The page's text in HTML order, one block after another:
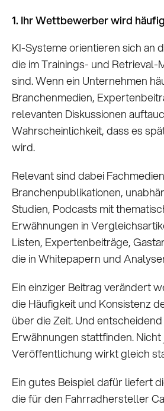
1. Ihr Wettbewerber wird
KI-Systeme orientieren sich an
die im Trainings- und Retrieval-
sind. Wenn ein Unternehmen
Branchenmedien,
relevanten Diskussionen
Wahrscheinlichkeit, dass es
wird.
Relevant sind dabei
Branchenpublikationen,
Studien, Podcasts mit
Erwähnungen in
Listen, Expertenbeiträge,
die in Whitepapern und
Ein einziger Beitrag verändert
die Häufigkeit und Konsistenz
über die Zeit. Und
Erwähnungen stattfinden. Nicht
Veröffentlichung wirkt gleich
Ein gutes Beispiel dafür liefert
die für den Fahrradhersteller